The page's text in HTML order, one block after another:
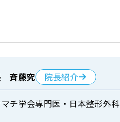
斉藤究 院長紹介
チ学会専門医・日本整形外科